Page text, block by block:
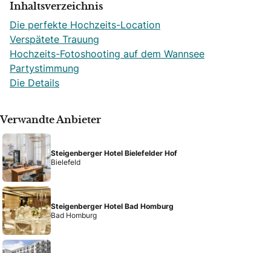
Inhaltsverzeichnis
Die perfekte Hochzeits-Location
Verspätete Trauung
Hochzeits-Fotoshooting auf dem Wannsee
Partystimmung
Die Details
Verwandte Anbieter
Steigenberger Hotel Bielefelder Hof
Bielefeld
Steigenberger Hotel Bad Homburg
Bad Homburg